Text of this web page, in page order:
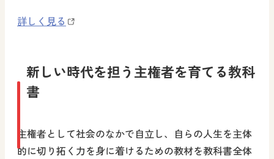
詳しく見る
新しい時代を担う主権者を育てる教科
書
主権者として社会のなかで自立し、自らの人生を主体
的に切り拓く力を身に着けるための教材を教科書全体